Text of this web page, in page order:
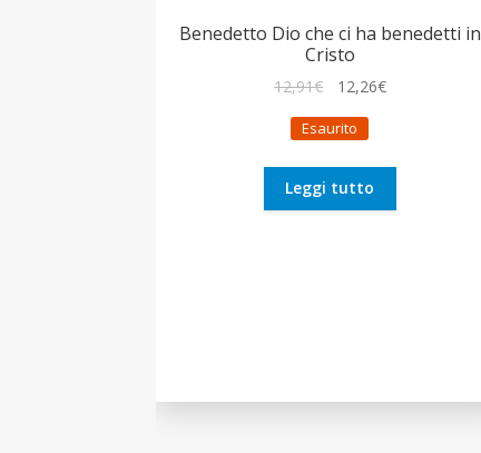
Benedetto Dio che ci ha benedetti in
Cristo
12,91€
originale
12,91€.
12,26€Il
Esaurito
Leggi tutto